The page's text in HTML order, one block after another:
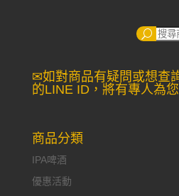
✉如對商品有疑問或想查
的LINE ID，將有專人為
商品分類
IPA啤酒
優惠活動